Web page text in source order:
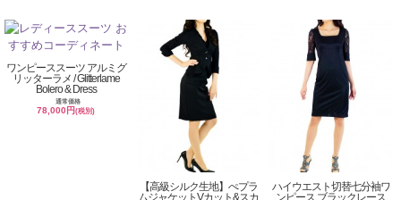
ワンピーススーツ アルミグ
リッターラメ / Glitterlame
Bolero & Dress
通常価格
78,000円(税別)
【高級シルク生地】ぺプラ
ハイウエスト切替七分袖ワ